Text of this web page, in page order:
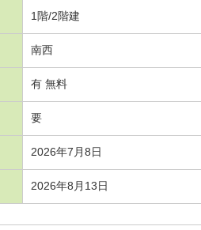
1階/2階建
南西
有 無料
要
2026年7月8日
2026年8月13日